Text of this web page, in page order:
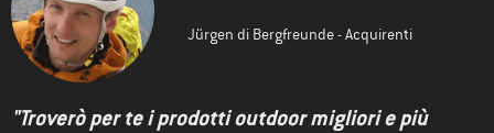
Jürgen di Bergfreunde - Acquirenti
"Troverò per te i prodotti outdoor migliori e più